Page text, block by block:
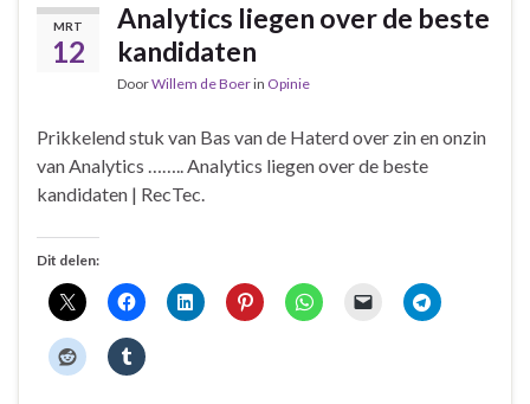
MRT
12
Analytics liegen over de beste
kandidaten
DoorWillem de Boerin Opinie
Prikkelend stuk van Bas van de Haterd over zin en onzin
van Analytics …….. Analytics liegen over de beste
kandidaten | RecTec.
Dit delen: